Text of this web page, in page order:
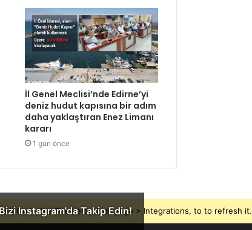
İl Genel Meclisi’nde Edirne’yi
deniz hudut kapısına bir adım
daha yaklaştıran Enez Limanı
kararı
1 gün önce
Bizi Instagram'da Takip Edin!
Go to the Theme options page > Integrations, to to refresh it.